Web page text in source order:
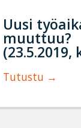
Uusi
muuttuu?
(23.5.2019,
Tutustu